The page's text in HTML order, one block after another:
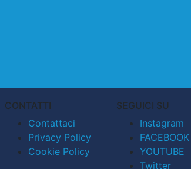
CONTATTI
Contattaci
Privacy Policy
Cookie Policy
SEGUICI SU
Instagram
FACEBOOK
YOUTUBE
Twitter